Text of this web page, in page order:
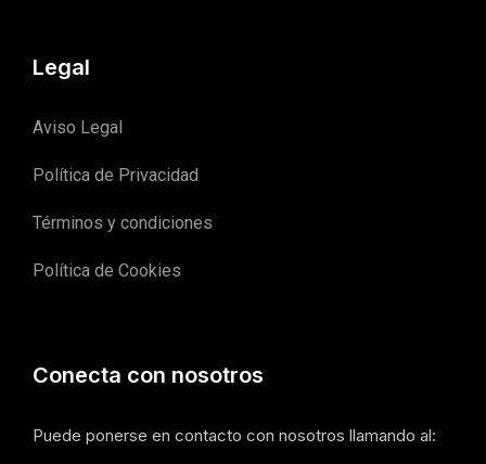
Legal
Aviso Legal
Política de Privacidad
Términos y condiciones
Política de Cookies
Conecta con nosotros
Puede ponerse en contacto con nosotros llamando al: